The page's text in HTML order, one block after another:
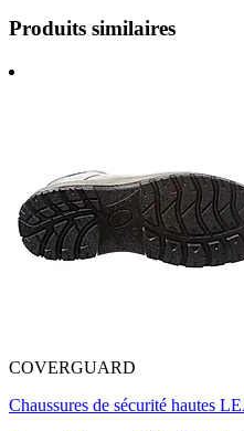
Produits similaires
COVERGUARD
Chaussures de sécurité hautes